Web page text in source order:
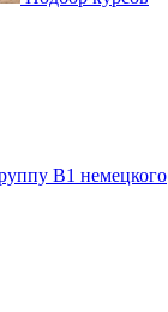
В1 немецкого